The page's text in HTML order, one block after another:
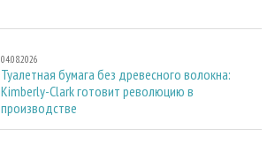
04.08.2026
Туалетная бумага без древесного волокна:
Kimberly-Clark готовит революцию в
производстве